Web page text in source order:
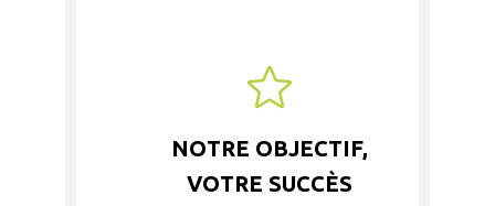
NOTRE OBJECTIF,
VOTRE SUCCÈS